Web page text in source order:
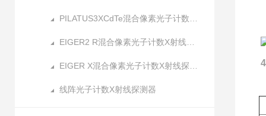
PILATUS3XCdTe混合像素光子计数X射线探测器
EIGER2 R混合像素光子计数X射线探测器
EIGER X混合像素光子计数X射线探测器
线阵光子计数X射线探测器